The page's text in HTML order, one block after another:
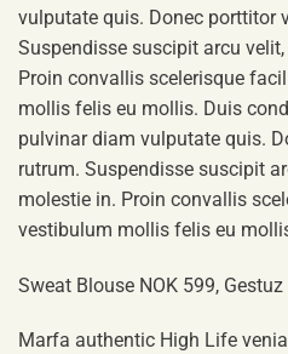
vulputate quis. Donec porttitor
Suspendisse suscipit arcu
Proin convallis scelerisque
mollis felis eu mollis. Duis
pulvinar diam vulputate quis.
rutrum. Suspendisse suscipit
molestie in. Proin convallis
vestibulum mollis felis eu
Sweat Blouse NOK 599, Gestuz
Marfa authentic High Life